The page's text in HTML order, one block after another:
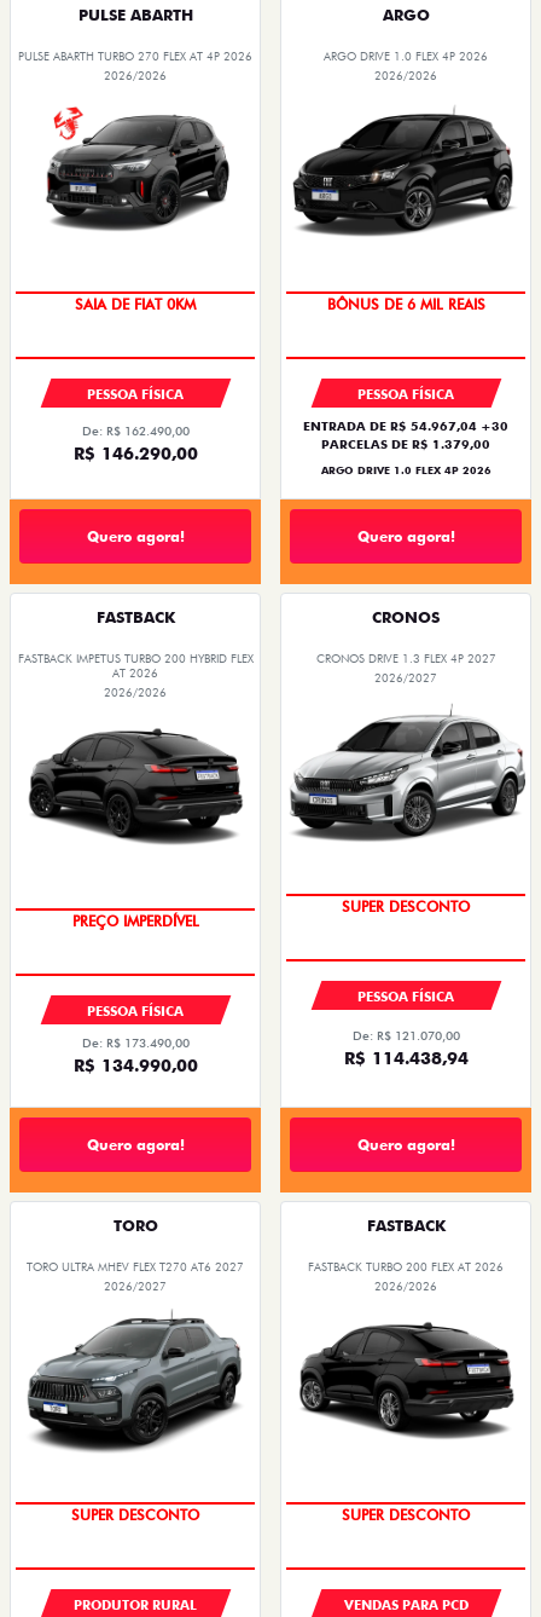
PULSE ABARTH
PULSE ABARTH TURBO 270 FLEX AT 4P 2026
2026/2026
OPORTUNIDADE
PESSOA FÍSICA
De: R$ 162.490,00
R$ 146.290,00
Quero agora!
ARGO
ARGO DRIVE 1.0 FLEX 4P 2026
2026/2026
TAXA ZERO
PESSOA FÍSICA
ENTRADA DE R$ 54.967,04 +30
PARCELAS DE R$ 1.379,00
ARGO DRIVE 1.0 FLEX 4P 2026
Quero agora!
FASTBACK
FASTBACK IMPETUS TURBO 200 HYBRID FLEX
AT 2026
2026/2026
OPORTUNIDADE
PESSOA FÍSICA
De: R$ 173.490,00
R$ 134.990,00
Quero agora!
CRONOS
CRONOS DRIVE 1.3 FLEX 4P 2027
2026/2027
SUPER DESCONTO
PESSOA FÍSICA
De: R$ 121.070,00
R$ 114.438,94
Quero agora!
TORO
TORO ULTRA MHEV FLEX T270 AT6 2027
2026/2027
SUPER DESCONTO
PRODUTOR RURAL
FASTBACK
FASTBACK TURBO 200 FLEX AT 2026
2026/2026
SUPER DESCONTO
VENDAS PARA PCD